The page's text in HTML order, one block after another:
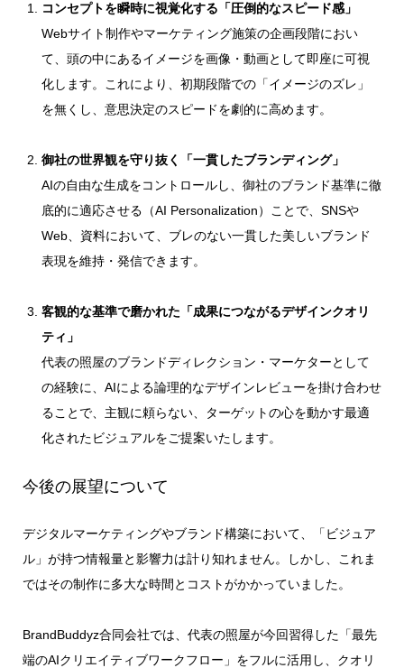
コンセプトを瞬時に視覚化する「圧倒的なスピード感」
Webサイト制作やマーケティング施策の企画段階におい
て、頭の中にあるイメージを画像・動画として即座に可視
化します。これにより、初期段階での「イメージのズレ」
を無くし、意思決定のスピードを劇的に高めます。
御社の世界観を守り抜く「一貫したブランディング」
AIの自由な生成をコントロールし、御社のブランド基準に徹
底的に適応させる（AI Personalization）ことで、SNSや
Web、資料において、ブレのない一貫した美しいブランド
表現を維持・発信できます。
客観的な基準で磨かれた「成果につながるデザインクオリ
ティ」
代表の照屋のブランドディレクション・マーケターとして
の経験に、AIによる論理的なデザインレビューを掛け合わせ
ることで、主観に頼らない、ターゲットの心を動かす最適
化されたビジュアルをご提案いたします。
今後の展望について
デジタルマーケティングやブランド構築において、「ビジュア
ル」が持つ情報量と影響力は計り知れません。しかし、これま
ではその制作に多大な時間とコストがかかっていました。
BrandBuddyz合同会社では、代表の照屋が今回習得した「最先
端のAIクリエイティブワークフロー」をフルに活用し、クオリ